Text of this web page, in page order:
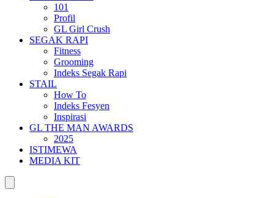
101
Profil
GL Girl Crush
SEGAK RAPI
Fitness
Grooming
Indeks Segak Rapi
STAIL
How To
Indeks Fesyen
Inspirasi
GL THE MAN AWARDS
2025
ISTIMEWA
MEDIA KIT